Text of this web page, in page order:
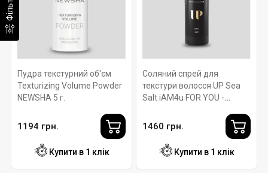
Фільтр
Пудра текстурний об'єм
Texturizing Volume Powder
NEWSHA 5 г.
1194 грн.
Купити в 1 клік
Соляний спрей для
текстури волосся UP Sea
Salt iAM4u FOR YOU -
1460 грн.
Купити в 1 клік